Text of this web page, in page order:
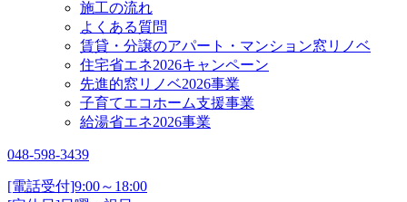
施工の流れ
よくある質問
賃貸・分譲のアパート・マンション窓リノベ
住宅省エネ2026キャンペーン
先進的窓リノベ2026事業
子育てエコホーム支援事業
給湯省エネ2026事業
048-598-3439
[電話受付]9:00～18:00